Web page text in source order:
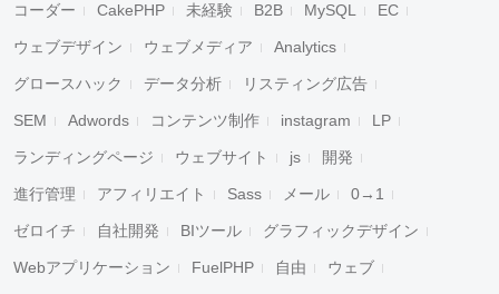
コーダー CakePHP 未経験 B2B MySQL EC
ウェブデザイン ウェブメディア Analytics
グロースハック データ分析 リスティング広告
SEM Adwords コンテンツ制作 instagram LP
ランディングページ ウェブサイト js 開発
進行管理 アフィリエイト Sass メール 0→1
ゼロイチ 自社開発 BIツール グラフィックデザイン
Webアプリケーション FuelPHP 自由 ウェブ